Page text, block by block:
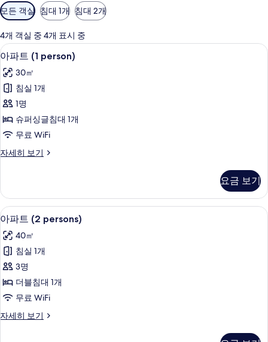
객
실
에
사
용
가
능
한
터
모든 객실 침대 1개 침대 2개
4개 객실 중 4개 표시 중
아
파
트
(1
person)
사
진
모
기
아파트 (1 person) | 1 개의 침실, 저자
7
아파트 (1 person)
30㎡
침실 1개
1명
슈퍼싱글침대 1개
무료 WiFi
자세히 보기
아
person)
자
세
히
보
기
요금 보기
아
파
트
(2
persons)
사
진
모
아파트 (2 persons) | 1 개의 침실, 저자
5
아파트 (2 persons)
40㎡
침실 1개
3명
더블침대 1개
무료 WiFi
자세히 보기
아